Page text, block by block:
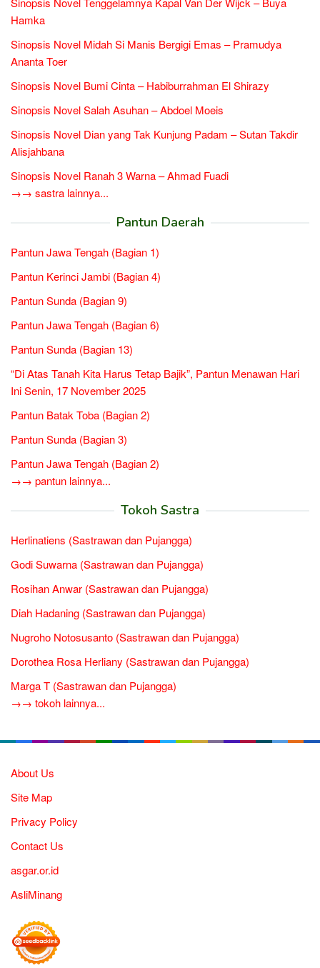
Hamka
Sinopsis Novel Midah Si Manis Bergigi Emas – Pramudya
Ananta Toer
Sinopsis Novel Bumi Cinta – Habiburrahman El Shirazy
Sinopsis Novel Salah Asuhan – Abdoel Moeis
Sinopsis Novel Dian yang Tak Kunjung Padam – Sutan Takdir
Alisjahbana
Sinopsis Novel Ranah 3 Warna – Ahmad Fuadi
→→ sastra lainnya...
Pantun Daerah
Pantun Jawa Tengah (Bagian 1)
Pantun Kerinci Jambi (Bagian 4)
Pantun Sunda (Bagian 9)
Pantun Jawa Tengah (Bagian 6)
Pantun Sunda (Bagian 13)
“Di Atas Tanah Kita Harus Tetap Bajik”, Pantun Menawan Hari
Ini Senin, 17 November 2025
Pantun Batak Toba (Bagian 2)
Pantun Sunda (Bagian 3)
Pantun Jawa Tengah (Bagian 2)
→→ pantun lainnya...
Tokoh Sastra
Herlinatiens (Sastrawan dan Pujangga)
Godi Suwarna (Sastrawan dan Pujangga)
Rosihan Anwar (Sastrawan dan Pujangga)
Diah Hadaning (Sastrawan dan Pujangga)
Nugroho Notosusanto (Sastrawan dan Pujangga)
Dorothea Rosa Herliany (Sastrawan dan Pujangga)
Marga T (Sastrawan dan Pujangga)
→→ tokoh lainnya...
About Us
Site Map
Privacy Policy
Contact Us
asgar.or.id
AsliMinang